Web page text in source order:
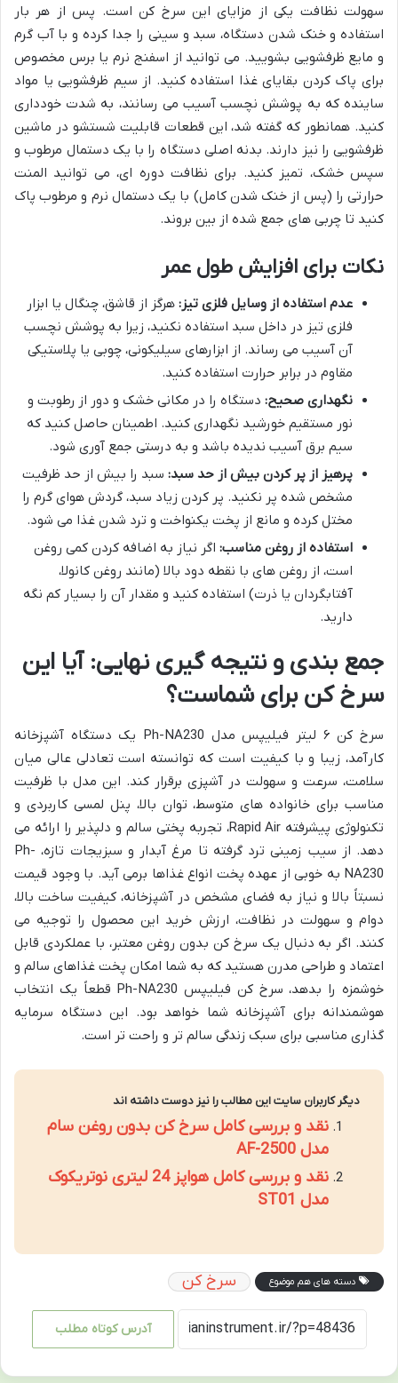
سهولت نظافت یکی از مزایای این سرخ کن است. پس از هر بار
استفاده و خنک شدن دستگاه، سبد و سینی را جدا کرده و با آب گرم
و مایع ظرفشویی بشویید. می توانید از اسفنج نرم یا برس مخصوص
برای پاک کردن بقایای غذا استفاده کنید. از سیم ظرفشویی یا مواد
ساینده که به پوشش نچسب آسیب می رسانند، به شدت خودداری
کنید. همانطور که گفته شد، این قطعات قابلیت شستشو در ماشین
ظرفشویی را نیز دارند. بدنه اصلی دستگاه را با یک دستمال مرطوب و
سپس خشک، تمیز کنید. برای نظافت دوره ای، می توانید المنت
حرارتی را (پس از خنک شدن کامل) با یک دستمال نرم و مرطوب پاک
کنید تا چربی های جمع شده از بین بروند.
نکات برای افزایش طول عمر
عدم استفاده از وسایل فلزی تیز: هرگز از قاشق، چنگال یا ابزار
فلزی تیز در داخل سبد استفاده نکنید، زیرا به پوشش نچسب
آن آسیب می رساند. از ابزارهای سیلیکونی، چوبی یا پلاستیکی
مقاوم در برابر حرارت استفاده کنید.
نگهداری صحیح: دستگاه را در مکانی خشک و دور از رطوبت و
نور مستقیم خورشید نگهداری کنید. اطمینان حاصل کنید که
سیم برق آسیب ندیده باشد و به درستی جمع آوری شود.
پرهیز از پر کردن بیش از حد سبد: سبد را بیش از حد ظرفیت
مشخص شده پر نکنید. پر کردن زیاد سبد، گردش هوای گرم را
مختل کرده و مانع از پخت یکنواخت و ترد شدن غذا می شود.
استفاده از روغن مناسب: اگر نیاز به اضافه کردن کمی روغن
است، از روغن های با نقطه دود بالا (مانند روغن کانولا،
آفتابگردان یا ذرت) استفاده کنید و مقدار آن را بسیار کم نگه
دارید.
جمع بندی و نتیجه گیری نهایی: آیا این
سرخ کن برای شماست؟
سرخ کن ۶ لیتر فیلیپس مدل Ph-NA230 یک دستگاه آشپزخانه
کارآمد، زیبا و با کیفیت است که توانسته است تعادلی عالی میان
سلامت، سرعت و سهولت در آشپزی برقرار کند. این مدل با ظرفیت
مناسب برای خانواده های متوسط، توان بالا، پنل لمسی کاربردی و
تکنولوژی پیشرفته Rapid Air، تجربه پختی سالم و دلپذیر را ارائه می
دهد. از سیب زمینی ترد گرفته تا مرغ آبدار و سبزیجات تازه، Ph-
NA230 به خوبی از عهده پخت انواع غذاها برمی آید. با وجود قیمت
نسبتاً بالا و نیاز به فضای مشخص در آشپزخانه، کیفیت ساخت بالا،
دوام و سهولت در نظافت، ارزش خرید این محصول را توجیه می
کنند. اگر به دنبال یک سرخ کن بدون روغن معتبر، با عملکردی قابل
اعتماد و طراحی مدرن هستید که به شما امکان پخت غذاهای سالم و
خوشمزه را بدهد، سرخ کن فیلیپس Ph-NA230 قطعاً یک انتخاب
هوشمندانه برای آشپزخانه شما خواهد بود. این دستگاه سرمایه
گذاری مناسبی برای سبک زندگی سالم تر و راحت تر است.
دیگر کاربران سایت این مطالب را نیز دوست داشته اند
نقد و بررسی کامل سرخ کن بدون روغن سام
مدل AF-2500
نقد و بررسی کامل هواپز 24 لیتری نوتریکوک
مدل ST01
دسته های هم موضوع سرخ کن
آدرس کوتاه مطلب